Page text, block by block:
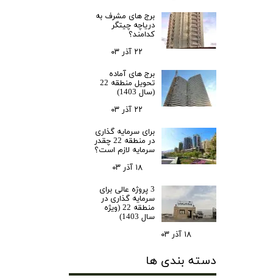
برج های مشرف به
دریاچه چیتگر
کدامند؟
۲۲ آذر ۰۳
برج های آماده
تحویل منطقه 22
(سال 1403)
۲۲ آذر ۰۳
برای سرمایه‌ گذاری
در منطقه 22 چقدر
سرمایه لازم است؟
۱۸ آذر ۰۳
3 پروژه عالی برای
سرمایه گذاری در
منطقه 22 (ویژه
سال 1403)
۱۸ آذر ۰۳
دسته بندی ها